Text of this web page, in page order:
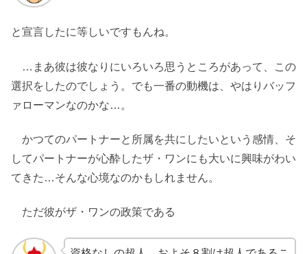
と宣言したに等しいですもんね。
…まあ彼は彼なりにいろいろ思うところがあって、この
選択をしたのでしょう。でも一番の動機は、やはりバッフ
ァローマンなのかな…。
かつてのパートナーと所属を共にしたいという感情、そ
してパートナーが心酔したザ・ワンにも大いに興味がわい
てきた…そんな心境なのかもしれません。
ただ彼がザ・ワンの政策である